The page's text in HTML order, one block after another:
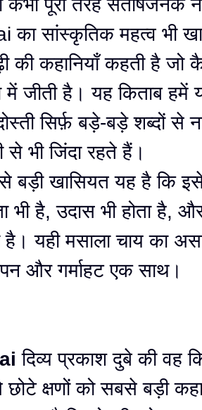
कभी पूरी तरह संतोषजनक
का सांस्कृतिक महत्व भी
की कहानियाँ कहती है
में जीती है। यह किताब हमें
सिर्फ़ बड़े-बड़े शब्दों से
से भी जिंदा रहते हैं।
बड़ी खासियत यह है कि
भी है, उदास भी होता है,
है। यही मसाला चाय का
और गर्माहट एक साथ।
दिव्य प्रकाश दुबे की वह
क्षणों को सबसे बड़ी